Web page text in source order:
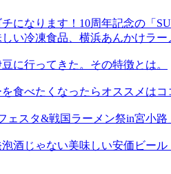
になります！10周年記念の「
い冷凍食品、横浜あんかけラー
に行ってきた。その特徴とは。
食べたくなったらオススメはコ
ェスタ&戦国ラーメン祭in宮小
酒じゃない美味しい安価ビール